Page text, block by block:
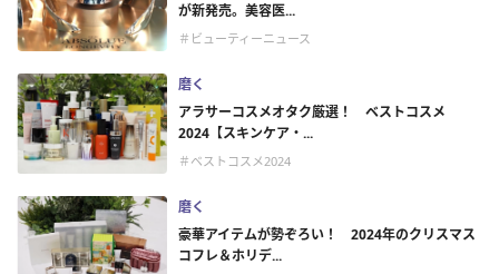
が新発売。美容医...
＃ビューティーニュース
磨く
アラサーコスメオタク厳選！ ベストコスメ
2024【スキンケア・...
＃ベストコスメ2024
磨く
豪華アイテムが勢ぞろい！ 2024年のクリスマス
コフレ＆ホリデ...